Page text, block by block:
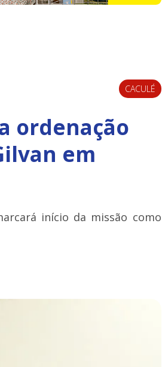
CACULÉ
ordenação
em
início da missão como